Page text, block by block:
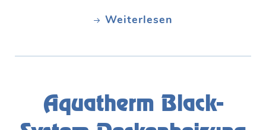
Weiterlesen
Aquatherm Black-